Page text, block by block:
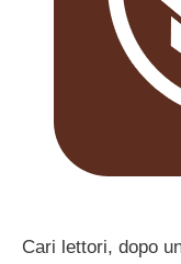
Cari lettori, dopo